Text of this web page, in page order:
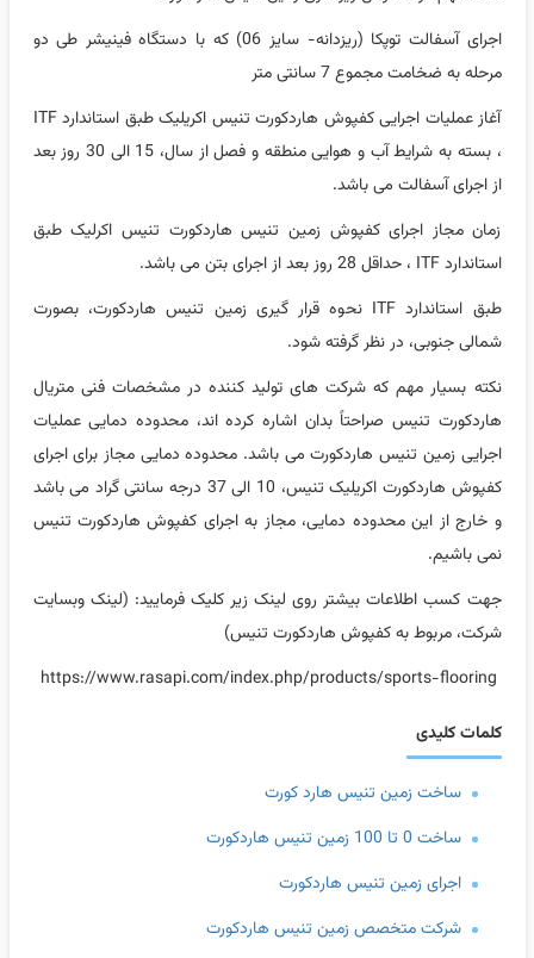
اجرای آسفالت توپکا (ریزدانه- سایز 06) که با دستگاه فینیشر طی دو
مرحله به ضخامت مجموع 7 سانتی متر
آغاز عملیات اجرایی کفپوش هاردکورت تنیس اکریلیک طبق استاندارد ITF
، بسته به شرایط آب و هوایی منطقه و فصل از سال، 15 الی 30 روز بعد
از اجرای آسفالت می باشد.
زمان مجاز اجرای کفپوش زمین تنیس هاردکورت تنیس اکرلیک طبق
استاندارد ITF ، حداقل 28 روز بعد از اجرای بتن می باشد.
طبق استاندارد ITF نحوه قرار گیری زمین تنیس هاردکورت، بصورت
شمالی جنوبی، در نظر گرفته شود.
نکته بسیار مهم که شرکت های تولید کننده در مشخصات فنی متریال
هاردکورت تنیس صراحتاً بدان اشاره کرده اند، محدوده دمایی عملیات
اجرایی زمین تنیس هاردکورت می باشد. محدوده دمایی مجاز برای اجرای
کفپوش هاردکورت اکریلیک تنیس، 10 الی 37 درجه سانتی گراد می باشد
و خارج از این محدوده دمایی، مجاز به اجرای کفپوش هاردکورت تنیس
نمی باشیم.
جهت کسب اطلاعات بیشتر روی لینک زیر کلیک فرمایید: (لینک وبسایت
شرکت، مربوط به کفپوش هاردکورت تنیس)
کلمات کلیدی
ساخت زمین تنیس هارد کورت
ساخت 0 تا 100 زمین تنیس هاردکورت
اجرای زمین تنیس هاردکورت
شرکت متخصص زمین تنیس هاردکورت